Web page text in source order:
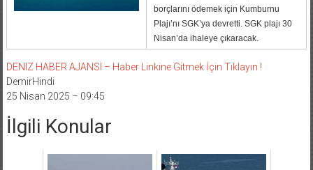
borçlarını ödemek için Kumburnu
Plajı’nı SGK’ya devretti. SGK plajı 30
Nisan’da ihaleye çıkaracak.
DENIZ HABER AJANSI – Haber Linkine Gitmek İçin Tıklayın !
DemirHindi
25 Nisan 2025 – 09:45
İlgili Konular